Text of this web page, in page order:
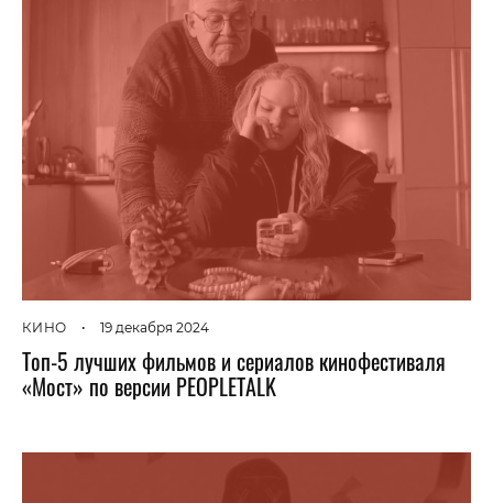
КИНО • 19 декабря 2024
Топ-5 лучших фильмов и сериалов кинофестиваля
«Мост» по версии PEOPLETALK